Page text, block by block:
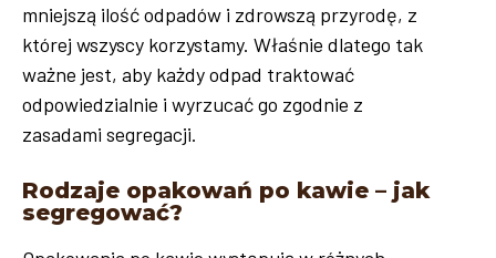
mniejszą ilość odpadów i zdrowszą przyrodę, z
której wszyscy korzystamy. Właśnie dlatego tak
ważne jest, aby każdy odpad traktować
odpowiedzialnie i wyrzucać go zgodnie z
zasadami segregacji.
Rodzaje opakowań po kawie – jak
segregować?